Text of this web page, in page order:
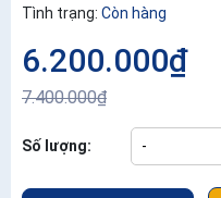
Tình trạng: Còn hàng
6.200.000₫
7.400.000₫
Số lượng: -